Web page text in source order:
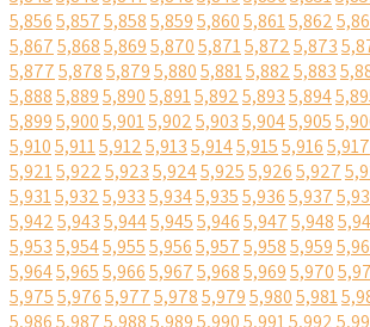
5,8565,8575,8585,8595,8605,8615,862
5,8675,8685,8695,8705,8715,8725,873
5,8775,8785,8795,8805,8815,8825,883
5,8885,8895,8905,8915,8925,8935,894
5,8995,9005,9015,9025,9035,9045,905
5,9105,9115,9125,9135,9145,9155,9165,917
5,9215,9225,9235,9245,9255,9265,927
5,9315,9325,9335,9345,9355,9365,937
5,9425,9435,9445,9455,9465,9475,948
5,9535,9545,9555,9565,9575,9585,959
5,9645,9655,9665,9675,9685,9695,970
5,9755,9765,9775,9785,9795,9805,981